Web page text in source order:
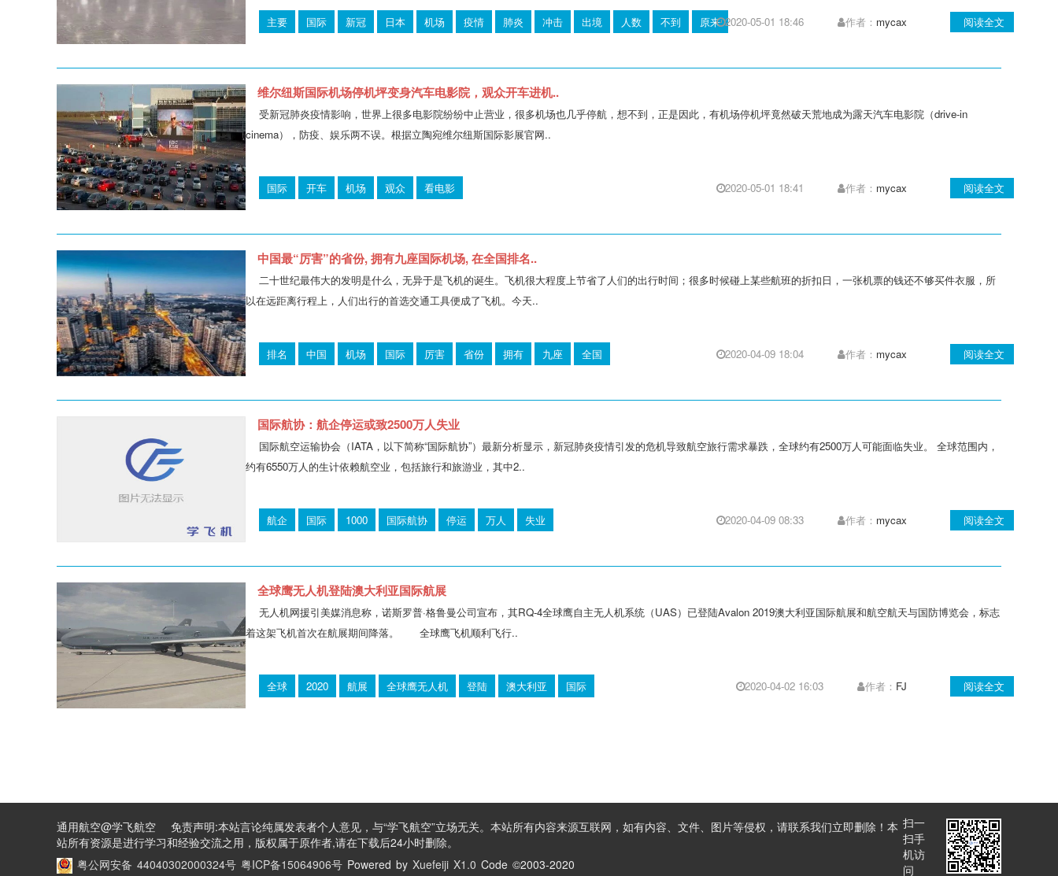
主要 国际 新冠 日本 机场 疫情 肺炎 冲击 出境 人数 不到 原来 2020-05-01 18:46 作者： mycax 阅读全文
维尔纽斯国际机场停机坪变身汽车电影院，观众开车进机..
受新冠肺炎疫情影响，世界上很多电影院纷纷中止营业，很多机场也几乎停航，想不到，正是因此，有机场停机坪竟然破天荒地成为露天汽车电影院（drive-in
cinema），防疫、娱乐两不误。根据立陶宛维尔纽斯国际影展官网..
国际 开车 机场 观众 看电影 2020-05-01 18:41 作者： mycax 阅读全文
中国最“厉害”的省份, 拥有九座国际机场, 在全国排名..
二十世纪最伟大的发明是什么，无异于是飞机的诞生。飞机很大程度上节省了人们的出行时间；很多时候碰上某些航班的折扣日，一张机票的钱还不够买件衣服，所
以在远距离行程上，人们出行的首选交通工具便成了飞机。今天..
排名 中国 机场 国际 厉害 省份 拥有 九座 全国 2020-04-09 18:04 作者： mycax 阅读全文
国际航协：航企停运或致2500万人失业
国际航空运输协会（IATA，以下简称“国际航协”）最新分析显示，新冠肺炎疫情引发的危机导致航空旅行需求暴跌，全球约有2500万人可能面临失业。 全球范围内，
约有6550万人的生计依赖航空业，包括旅行和旅游业，其中2..
航企 国际 1000 国际航协 停运 万人 失业 2020-04-09 08:33 作者： mycax 阅读全文
全球鹰无人机登陆澳大利亚国际航展
无人机网援引美媒消息称，诺斯罗普·格鲁曼公司宣布，其RQ-4全球鹰自主无人机系统（UAS）已登陆Avalon 2019澳大利亚国际航展和航空航天与国防博览会，标志
着这架飞机首次在航展期间降落。 全球鹰飞机顺利飞行..
全球 2020 航展 全球鹰无人机 登陆 澳大利亚 国际 2020-04-02 16:03 作者： FJ 阅读全文
通用航空@学飞航空 免责声明:本站言论纯属发表者个人意见，与“学飞航空”立场无关。本站所有内容来源互联网，如有内容、文件、图片等侵权，请联系我们立即删除！本
站所有资源是进行学习和经验交流之用，版权属于原作者,请在下载后24小时删除。
粤公网安备 44040302000324号 粤ICP备15064906号 Powered by Xuefeiji X1.0 Code ©2003-2020
扫一
扫手
机访
问